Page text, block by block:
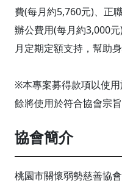
費(每月約5,760元)、正
辦公費用(每月約3,000
月定期定額支持，幫助
※本專案募得款項以使
餘將使用於符合協會宗
協會簡介
桃園市關懷弱勢慈善協